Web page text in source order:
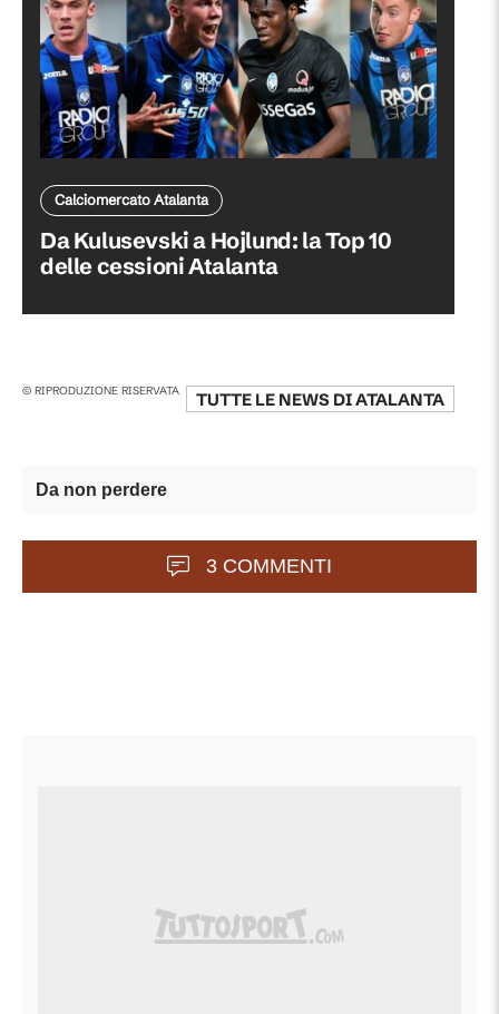
Calciomercato Atalanta
Da Kulusevski a Hojlund: la Top 10
delle cessioni Atalanta
© RIPRODUZIONE RISERVATA TUTTE LE NEWS DIATALANTA
Da non perdere
3 COMMENTI